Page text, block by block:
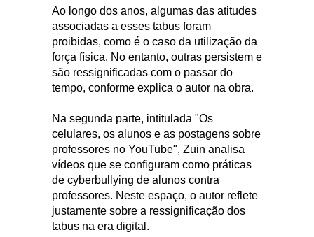
Ao longo dos anos, algumas das atitudes
associadas a esses tabus foram
proibidas, como é o caso da utilização da
força física. No entanto, outras persistem e
são ressignificadas com o passar do
tempo, conforme explica o autor na obra.
Na segunda parte, intitulada "Os
celulares, os alunos e as postagens sobre
professores no YouTube", Zuin analisa
vídeos que se configuram como práticas
de cyberbullying de alunos contra
professores. Neste espaço, o autor reflete
justamente sobre a ressignificação dos
tabus na era digital.